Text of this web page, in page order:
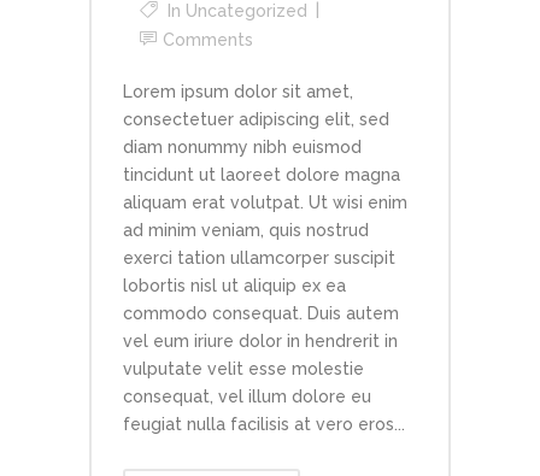
In Uncategorized
Comments
Lorem ipsum dolor sit amet,
consectetuer adipiscing elit, sed
diam nonummy nibh euismod
tincidunt ut laoreet dolore magna
aliquam erat volutpat. Ut wisi enim
ad minim veniam, quis nostrud
exerci tation ullamcorper suscipit
lobortis nisl ut aliquip ex ea
commodo consequat. Duis autem
vel eum iriure dolor in hendrerit in
vulputate velit esse molestie
consequat, vel illum dolore eu
feugiat nulla facilisis at vero eros...